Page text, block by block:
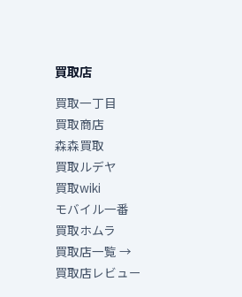
買取店
買取一丁目
買取商店
森森買取
買取ルデヤ
買取wiki
モバイル一番
買取ホムラ
買取店一覧 →
買取店レビュー